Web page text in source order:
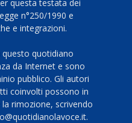
questa testata dei
n°250/1990 e
e integrazioni.
quotidiano
da Internet e sono
pubblico. Gli autori
coinvolti possono in
rimozione, scrivendo